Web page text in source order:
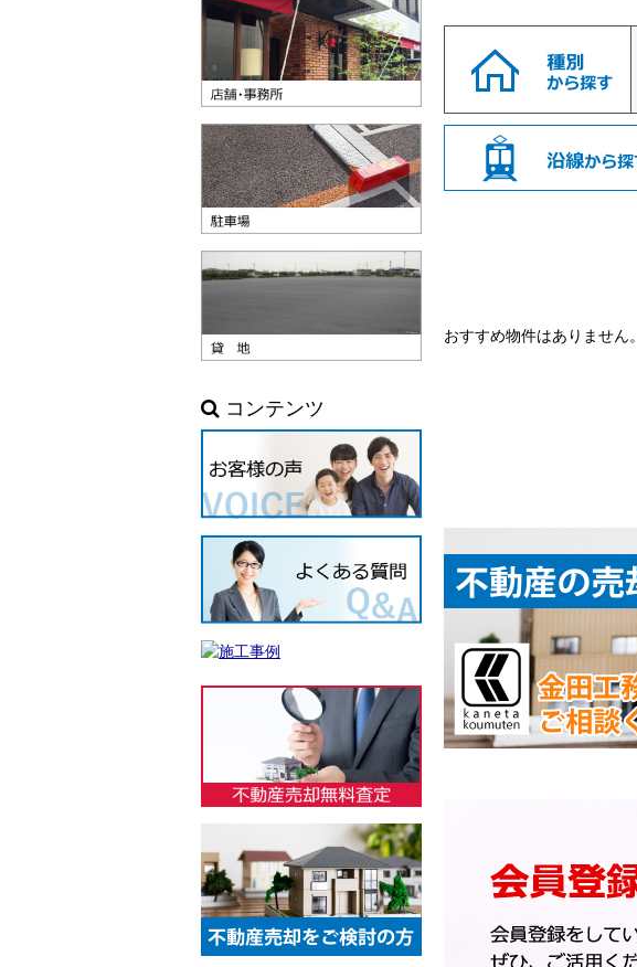
コンテンツ
おすすめ物件はありません。